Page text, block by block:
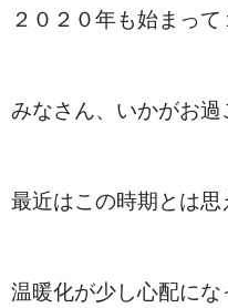
２０２０年も始まって
みなさん、いかがお過
最近はこの時期とは
温暖化が少し心配に